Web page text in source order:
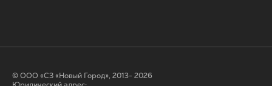
© ООО «СЗ «Новый Город», 2013- 2026